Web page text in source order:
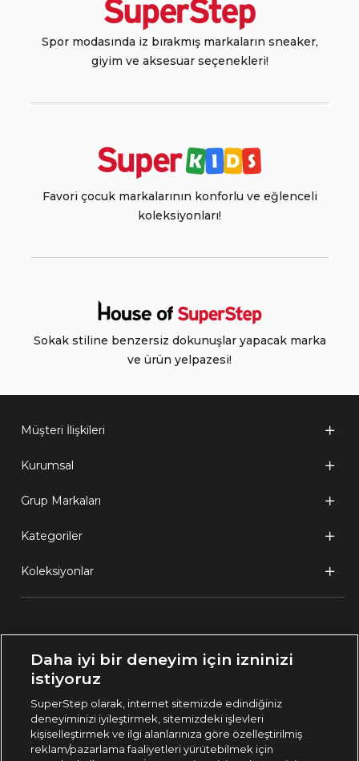
Spor modasında iz bırakmış markaların sneaker,
giyim ve aksesuar seçenekleri!
Favori çocuk markalarının konforlu ve eğlenceli
koleksiyonları!
Sokak stiline benzersiz dokunuşlar yapacak marka
ve ürün yelpazesi!
Müşteri İlişkileri
Kurumsal
Grup Markaları
Kategoriler
Koleksiyonlar
🇹🇷 Türkiye
444 37 36
Daha iyi bir deneyim için izninizi
istiyoruz
SuperStep olarak, internet sitemizde edindiğiniz
deneyiminizi iyileştirmek, sitemizdeki işlevleri
kişiselleştirmek ve ilgi alanlarınıza göre özelleştirilmiş
reklam/pazarlama faaliyetleri yürütebilmek için